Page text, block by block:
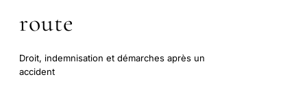
route
Droit, indemnisation et démarches après un
accident